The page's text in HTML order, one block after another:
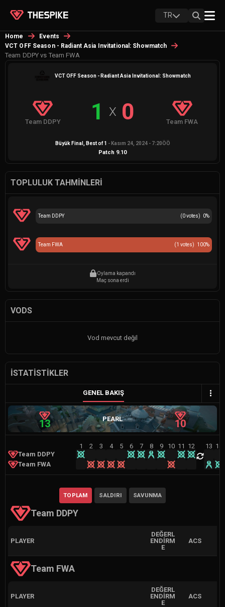
TR
Home
Events
VCT OFF Season - Radiant Asia Invitational: Showmatch
Team DDPY vs Team FWA
VCT OFF Season - Radiant Asia Invitational: Showmatch
Team DDPY 1 X 0 Team FWA
Büyük Final , Best of1 - Kasım 24, 2024 - 7:20ÖÖ
Patch 9.10
TOPLULUK TAHMINLERI
(0votes) 0%
Team DDPY
(1 votes) 100%
Team FWA
Oylama kapandı
Maç sona erdi
VODS
Vod mevcut değil
İSTATISTIKLER
GENEL BAKIŞ
13 PEARL 10
Team DDPY
Team FWA
1 2 3 4 5 6 7 8 9 10 11 12 13 14
Team DDPY
TOPLAM SALDIRI SAVUNMA
PLAYER
DEĞERL
ENDIRM
E
ACS
Team FWA
PLAYER
DEĞERL
ENDIRM
E
ACS